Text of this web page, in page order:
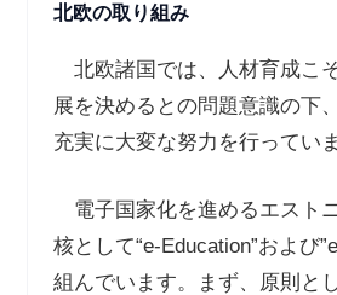
北欧の取り組み
北欧諸国では、人材育成こ
展を決めるとの問題意識の下
充実に大変な努力を行ってい
電子国家化を進めるエスト
核として“e-Education”および
組んでいます。まず、原則と